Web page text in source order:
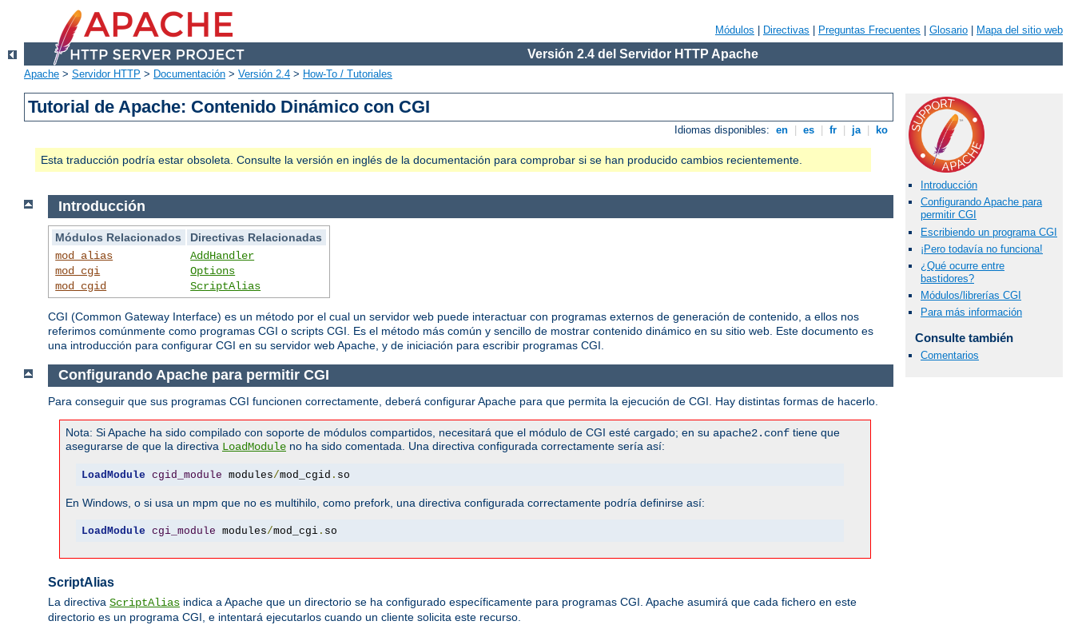
Módulos Directivas Preguntas Frecuentes Glosario Mapa del sitio web
Versión 2.4 del Servidor HTTP Apache
Apache > Servidor HTTP > Documentación > Versión 2.4 > How-To / Tutoriales
Tutorial de Apache: Contenido Dinámico con CGI
Idiomas disponibles: en es fr ja ko
Esta traducción podría estar obsoleta. Consulte la versión en inglés de la documentación para comprobar si se han producido cambios recientemente.
Introducción
Configurando Apache para
permitir CGI
Escribiendo un programa CGI
¡Pero todavía no funciona!
¿Qué ocurre entre
bastidores?
Módulos/librerías CGI
Para más información
Consulte también
Comentarios
Introducción
Módulos Relacionados
Directivas Relacionadas
mod_alias
mod_cgi
mod_cgid
AddHandler
Options
ScriptAlias
CGI (Common Gateway Interface) es un método por el cual un servidor web puede interactuar con programas externos de generación de contenido, a ellos nos
referimos comúnmente como programas CGI o scripts CGI. Es el método más común y sencillo de mostrar contenido dinámico en su sitio web. Este documento es
una introducción para configurar CGI en su servidor web Apache, y de iniciación para escribir programas CGI.
Configurando Apache para permitir CGI
Para conseguir que sus programas CGI funcionen correctamente, deberá configurar Apache para que permita la ejecución de CGI. Hay distintas formas de hacerlo.
Nota: Si Apache ha sido compilado con soporte de módulos compartidos, necesitará que el módulo de CGI esté cargado; en su apache2.conf tiene que
asegurarse de que la directiva LoadModule no ha sido comentada. Una directiva configurada correctamente sería así:
LoadModule cgid_module modules/mod_cgid . so
En Windows, o si usa un mpm que no es multihilo, como prefork, una directiva configurada correctamente podría definirse así:
LoadModule cgi_module modules/mod_cgi. so
ScriptAlias
La directiva ScriptAlias indica a Apache que un directorio se ha configurado específicamente para programas CGI. Apache asumirá que cada fichero en este
directorio es un programa CGI, e intentará ejecutarlos cuando un cliente solicita este recurso.